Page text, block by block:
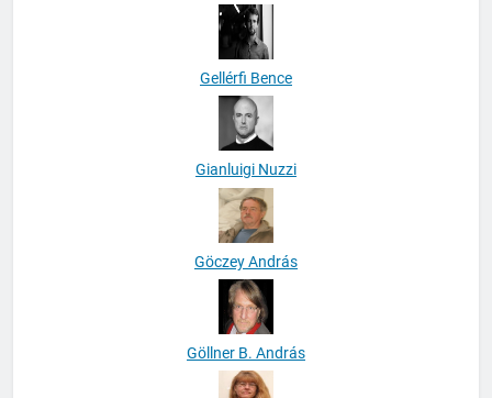
Gellérfi Bence
Gianluigi Nuzzi
Göczey András
Göllner B. András